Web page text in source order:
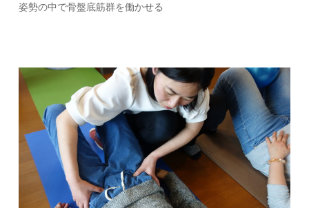
姿勢の中で骨盤底筋群を働かせる